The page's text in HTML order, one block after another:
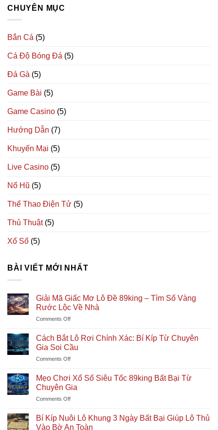
CHUYÊN MỤC
Bắn Cá (5)
Cá Độ Bóng Đá (5)
Đá Gà (5)
Game Bài (5)
Game Casino (5)
Hướng Dẫn (7)
Khuyến Mại (5)
Live Casino (5)
Nổ Hũ (5)
Thể Thao Điện Tử (5)
Thủ Thuật(5)
Xổ Số (5)
BÀI VIẾT MỚI NHẤT
Giải Mã Giấc Mơ Lô Đề 89king – Tìm Số Vàng
Rước Lộc Về Nhà
Comments Offon
Mã
Giấc
Mơ
Lô
89king
–
Rước
Lộc
Cách Bắt Lô Rơi Chính Xác: Bí Kíp Từ Chuyên
Gia Soi Cầu
Comments Offon
Bắt
Lô
Rơi
Chính
Bí
Kíp
Mẹo Chơi Xổ Số Siêu Tốc 89king Bất Bại Từ
Chuyên Gia
Comments Offon
Chơi
Xổ
Bí Kíp Nuôi Lô Khung 3 Ngày Bất Bại Giúp Lô Thủ
Vào Bờ An Toàn